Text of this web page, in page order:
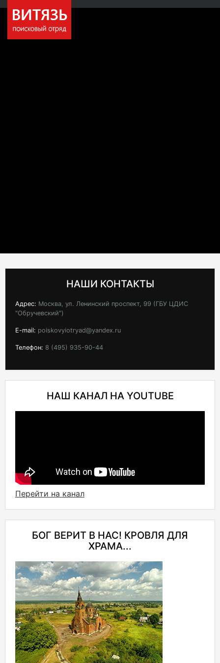
НАШИ КОНТАКТЫ
Адрес: Москва, ул. Ленинский проспект, 99 (ГБУ ЦДИС
"Обручевский")
E-mail: poiskovyiotryad@yandex.ru
Телефон: 8 (495) 935-90-44
НАШ КАНАЛ НА YOUTUBE
Перейти на канал
БОГ ВЕРИТ В НАС! КРОВЛЯ ДЛЯ
ХРАМА...